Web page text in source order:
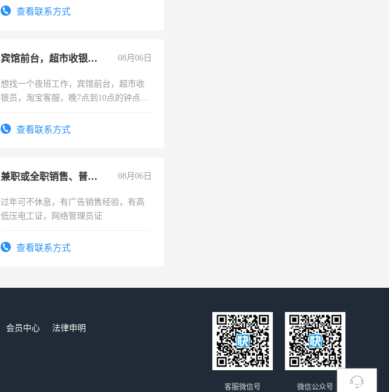
结识有识之士，共享未来。
查看联系方式
宾馆前台，超市收银员，淘宝客服 08月06日
想找一个夜班工作，宾馆前台，超市收
银员，淘宝客服，晚7点到10点的钟点
号同微信查看联系方式
兼职或全职销售、普工、维修 08月06日
过年可不休息，有广告销售经验，有高
低压电工证，网络管理员证
查看联系方式
会员中心
法律申明
微信公众号
客服微信号